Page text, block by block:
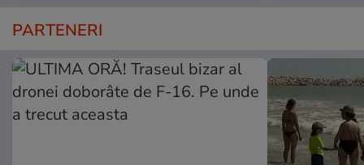
PARTENERI